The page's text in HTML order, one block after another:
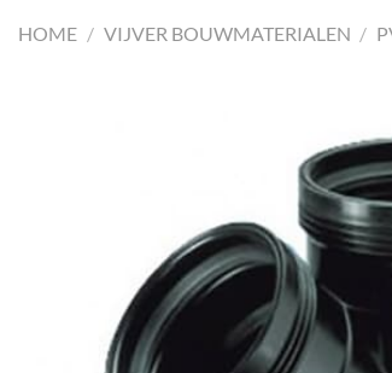
HOME / VIJVER BOUWMATERIALEN /